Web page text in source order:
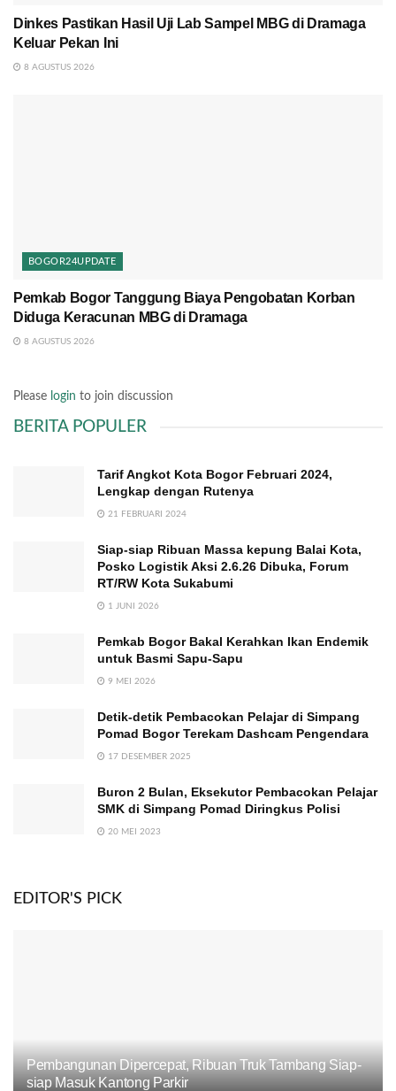
Dinkes Pastikan Hasil Uji Lab Sampel MBG di Dramaga
Keluar Pekan Ini
8 AGUSTUS 2026
BOGOR24UPDATE
Pemkab Bogor Tanggung Biaya Pengobatan Korban
Diduga Keracunan MBG di Dramaga
8 AGUSTUS 2026
Please login to join discussion
BERITA POPULER
Tarif Angkot Kota Bogor Februari 2024,
Lengkap dengan Rutenya
21 FEBRUARI 2024
Siap-siap Ribuan Massa kepung Balai Kota,
Posko Logistik Aksi 2.6.26 Dibuka, Forum
RT/RW Kota Sukabumi
1 JUNI 2026
Pemkab Bogor Bakal Kerahkan Ikan Endemik
untuk Basmi Sapu-Sapu
9 MEI 2026
Detik-detik Pembacokan Pelajar di Simpang
Pomad Bogor Terekam Dashcam Pengendara
17 DESEMBER 2025
Buron 2 Bulan, Eksekutor Pembacokan Pelajar
SMK di Simpang Pomad Diringkus Polisi
20 MEI 2023
EDITOR'S PICK
Pembangunan Dipercepat, Ribuan Truk Tambang Siap-
siap Masuk Kantong Parkir